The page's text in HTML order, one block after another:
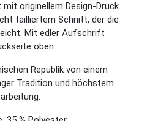
originellem Design-Druck
tailliertem Schnitt, der die
Mit edler Aufschrift
oben.
Republik von einem
Tradition und höchstem